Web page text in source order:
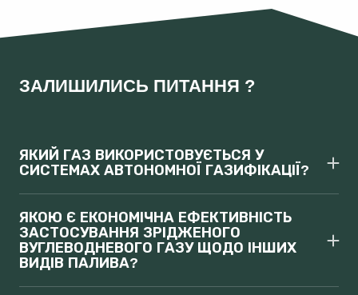
ЗАЛИШИЛИСЬ ПИТАННЯ ?
ЯКИЙ ГАЗ ВИКОРИСТОВУЄТЬСЯ У
СИСТЕМАХ АВТОНОМНОЇ ГАЗИФІКАЦІЇ?
бутану, такий же як у газових балонах та системах
газобалонного обладнання для автомобілів.
ЯКОЮ Є ЕКОНОМІЧНА ЕФЕКТИВНІСТЬ
ЗАСТОСУВАННЯ ЗРІДЖЕНОГО
ВУГЛЕВОДНЕВОГО ГАЗУ ЩОДО ІНШИХ
ВИДІВ ПАЛИВА?